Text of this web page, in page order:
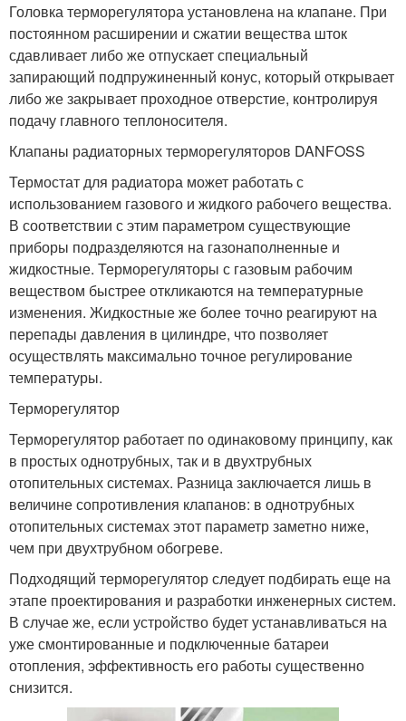
Головка терморегулятора установлена на клапане. При
постоянном расширении и сжатии вещества шток
сдавливает либо же отпускает специальный
запирающий подпружиненный конус, который открывает
либо же закрывает проходное отверстие, контролируя
подачу главного теплоносителя.
Клапаны радиаторных терморегуляторов DANFOSS
Термостат для радиатора может работать с
использованием газового и жидкого рабочего вещества.
В соответствии с этим параметром существующие
приборы подразделяются на газонаполненные и
жидкостные. Терморегуляторы с газовым рабочим
веществом быстрее откликаются на температурные
изменения. Жидкостные же более точно реагируют на
перепады давления в цилиндре, что позволяет
осуществлять максимально точное регулирование
температуры.
Терморегулятор
Терморегулятор работает по одинаковому принципу, как
в простых однотрубных, так и в двухтрубных
отопительных системах. Разница заключается лишь в
величине сопротивления клапанов: в однотрубных
отопительных системах этот параметр заметно ниже,
чем при двухтрубном обогреве.
Подходящий терморегулятор следует подбирать еще на
этапе проектирования и разработки инженерных систем.
В случае же, если устройство будет устанавливаться на
уже смонтированные и подключенные батареи
отопления, эффективность его работы существенно
снизится.